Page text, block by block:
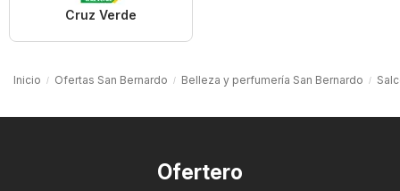
Cruz Verde
Inicio Ofertas San Bernardo Belleza y perfumería San Bernardo
Ofertero